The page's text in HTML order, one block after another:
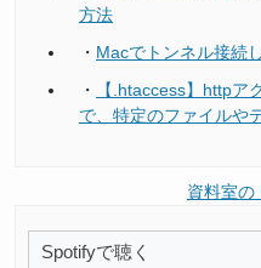
方法
・ Macでトンネル接続
・
【.htaccess】httpア
で、特定のファイルや
資料室の
Spotifyで聴く